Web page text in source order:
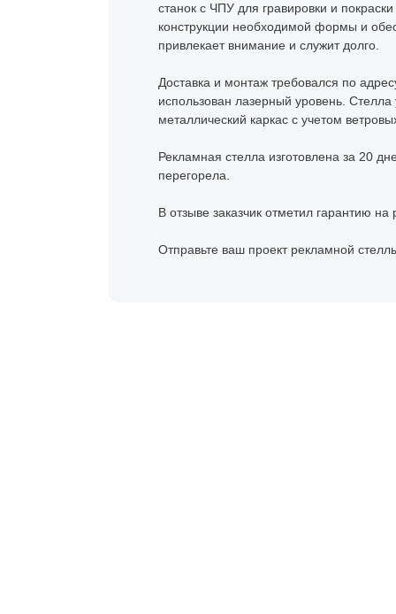
станок с ЧПУ для гравировки и
конструкции необходимой формы и
привлекает внимание и служит долго.
Доставка и монтаж требовался по
использован лазерный уровень.
металлический каркас с учетом
Рекламная стелла изготовлена за 20
перегорела.
В отзыве заказчик отметил гарантию
Отправьте ваш проект рекламной